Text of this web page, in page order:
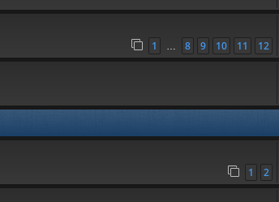
1 … 8 9 10 11 12
1 2